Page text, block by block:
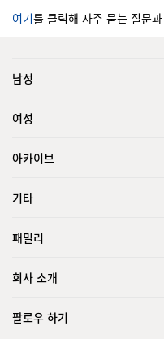
여기를 클릭해 자주 묻는 질문
남성
여성
아카이브
기타
패밀리
회사 소개
팔로우 하기